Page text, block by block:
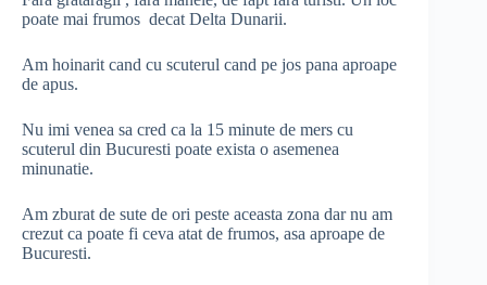
poate mai frumos decat Delta Dunarii.
Am hoinarit cand cu scuterul cand pe jos pana aproape
de apus.
Nu imi venea sa cred ca la 15 minute de mers cu
scuterul din Bucuresti poate exista o asemenea
minunatie.
Am zburat de sute de ori peste aceasta zona dar nu am
crezut ca poate fi ceva atat de frumos, asa aproape de
Bucuresti.